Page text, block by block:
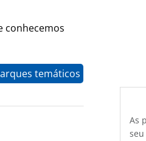
conhecemos
temáticos
As